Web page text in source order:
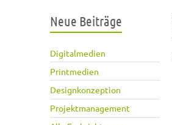
Neue Beiträge
Digitalmedien
Printmedien
Designkonzeption
Projektmanagement